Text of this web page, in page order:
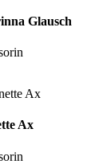
Glausch
Ax